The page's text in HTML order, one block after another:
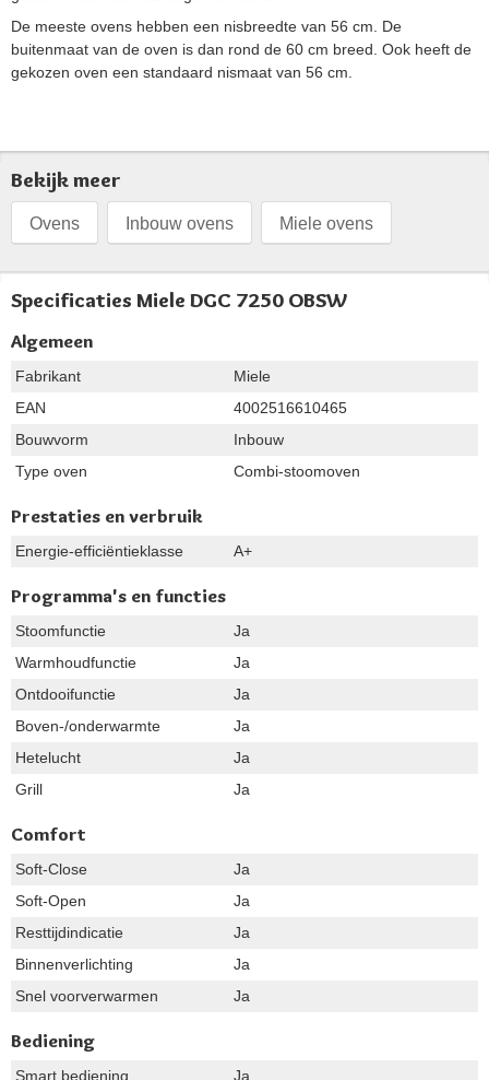
De meeste ovens hebben een nisbreedte van 56 cm. De
buitenmaat van de oven is dan rond de 60 cm breed. Ook heeft de
gekozen oven een standaard nismaat van 56 cm.
Bekijk meer
Ovens Inbouw ovens Miele ovens
Specificaties Miele DGC 7250 OBSW
Algemeen
Fabrikant
Miele
EAN
4002516610465
Bouwvorm
Inbouw
Type oven
Combi-stoomoven
Prestaties en verbruik
Energie-efficiëntieklasse A+
Programma's en functies
Stoomfunctie
Ja
Warmhoudfunctie
Ja
Ontdooifunctie
Ja
Boven-/onderwarmte
Ja
Hetelucht
Ja
Grill
Ja
Comfort
Soft-Close
Ja
Soft-Open
Ja
Resttijdindicatie
Ja
Binnenverlichting
Ja
Snel voorverwarmen
Ja
Bediening
Smart bediening
Ja